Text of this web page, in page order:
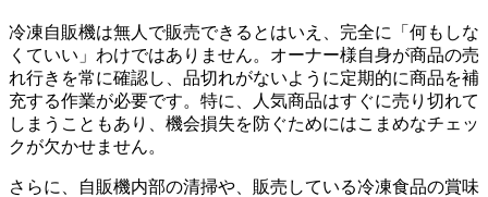
冷凍自販機は無人で販売できるとはいえ、完全に「何もしな
くていい」わけではありません。オーナー様自身が商品の売
れ行きを常に確認し、品切れがないように定期的に商品を補
充する作業が必要です。特に、人気商品はすぐに売り切れて
しまうこともあり、機会損失を防ぐためにはこまめなチェッ
クが欠かせません。
さらに、自販機内部の清掃や、販売している冷凍食品の賞味